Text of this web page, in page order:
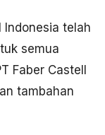
Indonesia telah
semua
Faber Castell
tambahan